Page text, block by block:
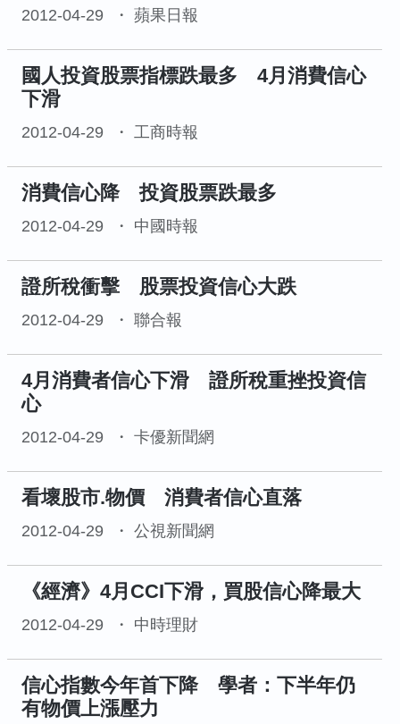
2012-04-29 蘋果日報
國人投資股票指標跌最多 4月消費信心
下滑
2012-04-29 工商時報
消費信心降 投資股票跌最多
2012-04-29 中國時報
證所稅衝擊 股票投資信心大跌
2012-04-29 聯合報
4月消費者信心下滑 證所稅重挫投資信
心
2012-04-29 卡優新聞網
看壞股市.物價 消費者信心直落
2012-04-29 公視新聞網
《經濟》4月CCI下滑，買股信心降最大
2012-04-29 中時理財
信心指數今年首下降 學者：下半年仍
有物價上漲壓力